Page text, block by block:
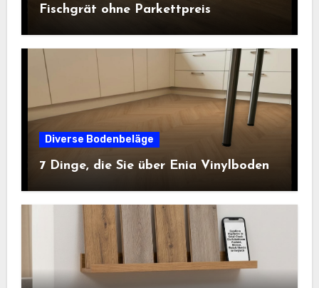
Fischgrät ohne Parkettpreis
Diverse Bodenbeläge
7 Dinge, die Sie über Enia Vinylboden